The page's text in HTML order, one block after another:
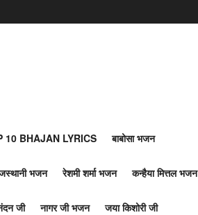
10 BHAJAN LYRICS बाबोसा भजन
भजन रेशमी शर्मा भजन कन्हैया मित्तल भजन
जी नागर जी भजन जया किशोरी जी